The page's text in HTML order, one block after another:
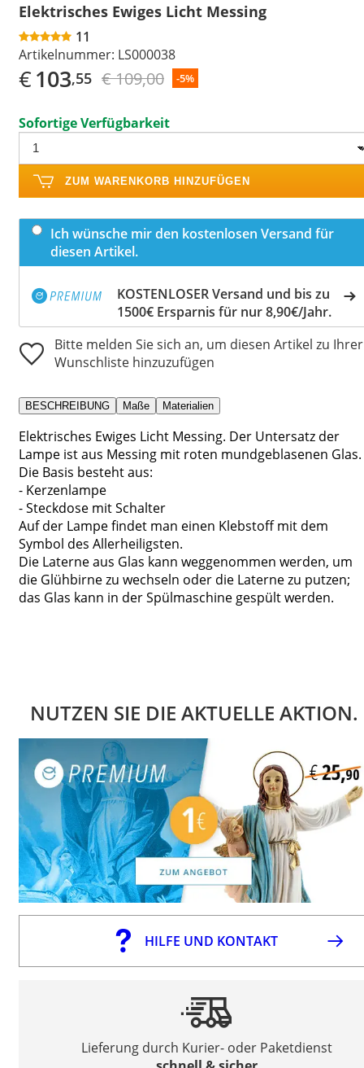
Elektrisches Ewiges Licht Messing
11
Artikelnummer: LS000038
€103,55 € 109,00 -5%
Sofortige Verfügbarkeit
ZUM WARENKORB HINZUFÜGEN
Ich wünsche mir den kostenlosen Versand für
diesen Artikel.
KOSTENLOSER Versand und bis zu
1500€ Ersparnis für nur 8,90€/Jahr.
Bitte melden Sie sich an, um diesen Artikel zu Ihrer
Wunschliste hinzuzufügen
BESCHREIBUNG Maße Materialien
Elektrisches Ewiges Licht Messing. Der Untersatz der
Lampe ist aus Messing mit roten mundgeblasenen Glas.
Die Basis besteht aus:
- Kerzenlampe
- Steckdose mit Schalter
Auf der Lampe findet man einen Klebstoff mit dem
Symbol des Allerheiligsten.
Die Laterne aus Glas kann weggenommen werden, um
die Glühbirne zu wechseln oder die Laterne zu putzen;
das Glas kann in der Spülmaschine gespült werden.
NUTZEN SIE DIE AKTUELLE AKTION.
HILFE UND KONTAKT
Lieferung durch Kurier- oder Paketdienst